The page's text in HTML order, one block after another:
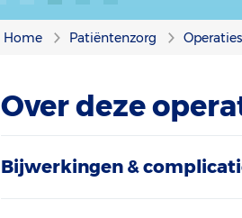
Home Patiëntenzorg Operaties
Over deze
Bijwerkingen &